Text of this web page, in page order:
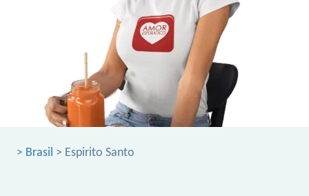
> Brasil > Espirito Santo